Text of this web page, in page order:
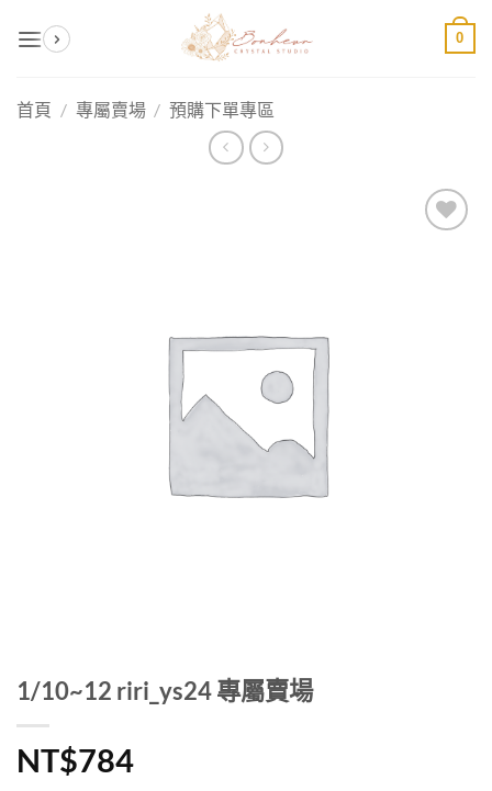
0
首頁 / 專屬賣場 / 預購下單專區
1/10~12 riri_ys24 專屬賣場
NT$784